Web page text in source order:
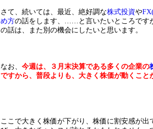
さて、続いては、最近、絶好調な株式投資や
め方の話をします、……と言いたいところです
の話は、また別の機会にしたいと思います。
なお、 今週は、３月末決算である多くの企業の
ですから、普段よりも、大きく株価が動くこと
ここで大きく株価が下がり、株価に割安感が出